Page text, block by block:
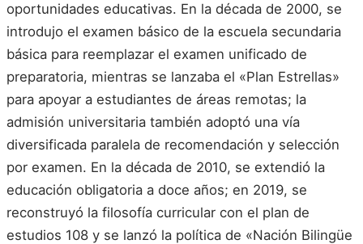
oportunidades educativas. En la década de 2000, se
introdujo el examen básico de la escuela secundaria
básica para reemplazar el examen unificado de
preparatoria, mientras se lanzaba el «Plan Estrellas»
para apoyar a estudiantes de áreas remotas; la
admisión universitaria también adoptó una vía
diversificada paralela de recomendación y selección
por examen. En la década de 2010, se extendió la
educación obligatoria a doce años; en 2019, se
reconstruyó la filosofía curricular con el plan de
estudios 108 y se lanzó la política de «Nación Bilingüe